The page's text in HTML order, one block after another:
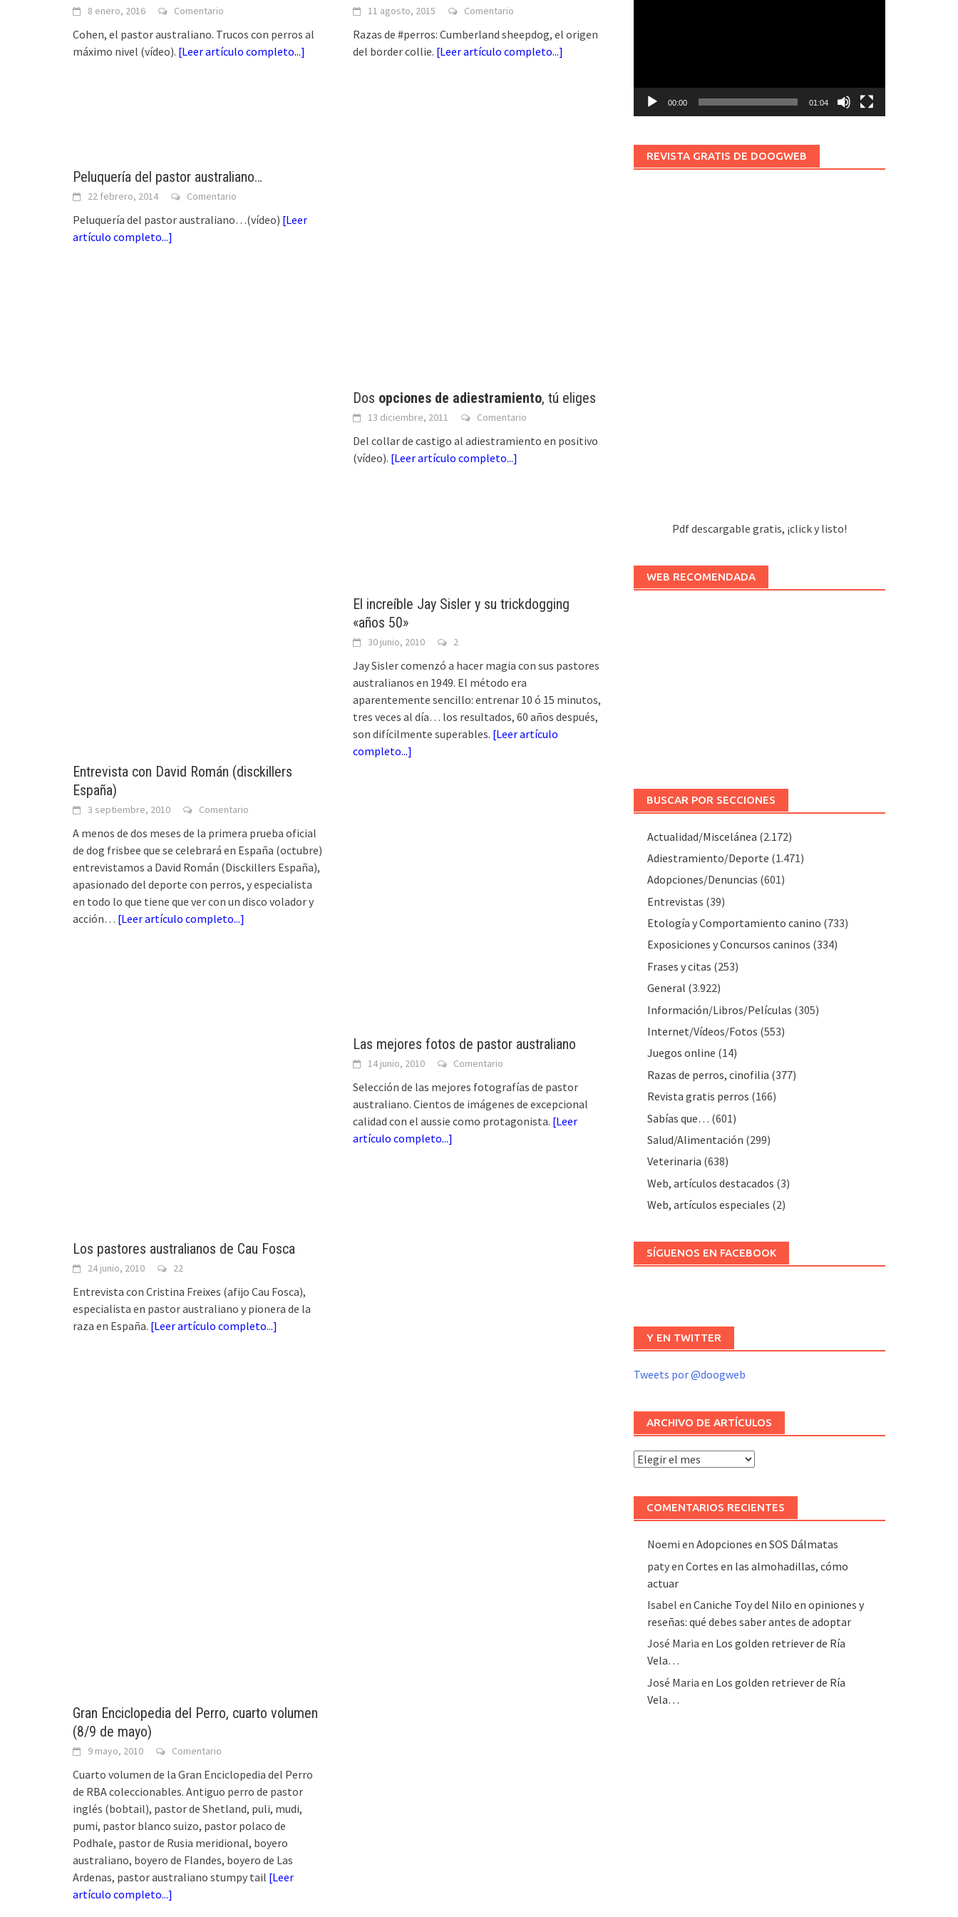
8 enero, 2016 Comentario
Cohen, el pastor australiano. Trucos con perros al
máximo nivel (vídeo). [Leer artículo completo...]
11 agosto, 2015 Comentario
Razas de #perros: Cumberland sheepdog, el origen
del border collie. [Leer artículo completo...]
Peluquería del pastor australiano…
22 febrero, 2014 Comentario
Peluquería del pastor australiano…(vídeo) [Leer
artículo completo...]
Dos opciones de adiestramiento, tú eliges
13 diciembre, 2011 Comentario
Del collar de castigo al adiestramiento en positivo
(vídeo). [Leer artículo completo...]
Entrevista con David Román (disckillers
España)
3 septiembre, 2010 Comentario
A menos de dos meses de la primera prueba oficial
de dog frisbee que se celebrará en España (octubre)
entrevistamos a David Román (Disckillers España),
apasionado del deporte con perros, y especialista
en todo lo que tiene que ver con un disco volador y
acción… [Leer artículo completo...]
El increíble Jay Sisler y su trickdogging
«años 50»
30 junio, 2010 2
Jay Sisler comenzó a hacer magia con sus pastores
australianos en 1949. El método era
aparentemente sencillo: entrenar 10 ó 15 minutos,
tres veces al día… los resultados, 60 años después,
son difícilmente superables. [Leer artículo
completo...]
Los pastores australianos de Cau Fosca
24 junio, 2010 22
Entrevista con Cristina Freixes (afijo Cau Fosca),
especialista en pastor australiano y pionera de la
raza en España. [Leer artículo completo...]
Las mejores fotos de pastor australiano
14 junio, 2010 Comentario
Selección de las mejores fotografías de pastor
australiano. Cientos de imágenes de excepcional
calidad con el aussie como protagonista. [Leer
artículo completo...]
Gran Enciclopedia del Perro, cuarto volumen
(8/9 de mayo)
9 mayo, 2010 Comentario
Cuarto volumen de la Gran Enciclopedia del Perro
de RBA coleccionables. Antiguo perro de pastor
inglés (bobtail), pastor de Shetland, puli, mudi,
pumi, pastor blanco suizo, pastor polaco de
Podhale, pastor de Rusia meridional, boyero
australiano, boyero de Flandes, boyero de Las
Ardenas, pastor australiano stumpy tail [Leer
artículo completo...]
00:00 01:04
REVISTA GRATIS DE DOOGWEB
Pdf descargable gratis, ¡click y listo!
WEB RECOMENDADA
BUSCAR POR SECCIONES
Actualidad/Miscelánea (2.172)
Adiestramiento/Deporte (1.471)
Adopciones/Denuncias (601)
Entrevistas (39)
Etología y Comportamiento canino (733)
Exposiciones y Concursos caninos (334)
Frases y citas (253)
General (3.922)
Información/Libros/Películas (305)
Internet/Vídeos/Fotos (553)
Juegos online (14)
Razas de perros, cinofilia (377)
Revista gratis perros (166)
Sabías que… (601)
Salud/Alimentación (299)
Veterinaria (638)
Web, artículos destacados (3)
Web, artículos especiales (2)
SÍGUENOS EN FACEBOOK
Y EN TWITTER
Tweets por @doogweb
ARCHIVO DE ARTÍCULOS
Archivo
artículos
COMENTARIOS RECIENTES
Noemi en Adopciones en SOS Dálmatas
patyen Cortes en las almohadillas, cómo
actuar
Isabel en Caniche Toy del Nilo en opiniones y
reseñas: qué debes saber antes de adoptar
José Maria en Los golden retriever de Ría
Vela…
José Maria en Los golden retriever de Ría
Vela…